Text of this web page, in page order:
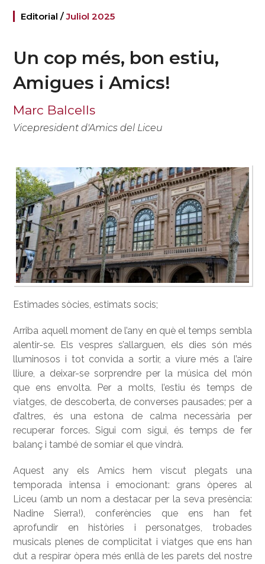
Editorial /Juliol 2025
Un cop més, bon estiu,
Amigues i Amics!
Marc Balcells
Vicepresident d'Amics del Liceu
Estimades sòcies, estimats socis;
Arriba aquell moment de l’any en què el temps sembla
alentir-se. Els vespres s’allarguen, els dies són més
lluminosos i tot convida a sortir, a viure més a l’aire
lliure, a deixar-se sorprendre per la música del món
que ens envolta. Per a molts, l’estiu és temps de
viatges, de descoberta, de converses pausades; per a
d’altres, és una estona de calma necessària per
recuperar forces. Sigui com sigui, és temps de fer
balanç i també de somiar el que vindrà.
Aquest any els Amics hem viscut plegats una
temporada intensa i emocionant: grans òperes al
Liceu (amb un nom a destacar per la seva presència:
Nadine Sierra!), conferències que ens han fet
aprofundir en històries i personatges, trobades
musicals plenes de complicitat i viatges que ens han
dut a respirar òpera més enllà de les parets del nostre